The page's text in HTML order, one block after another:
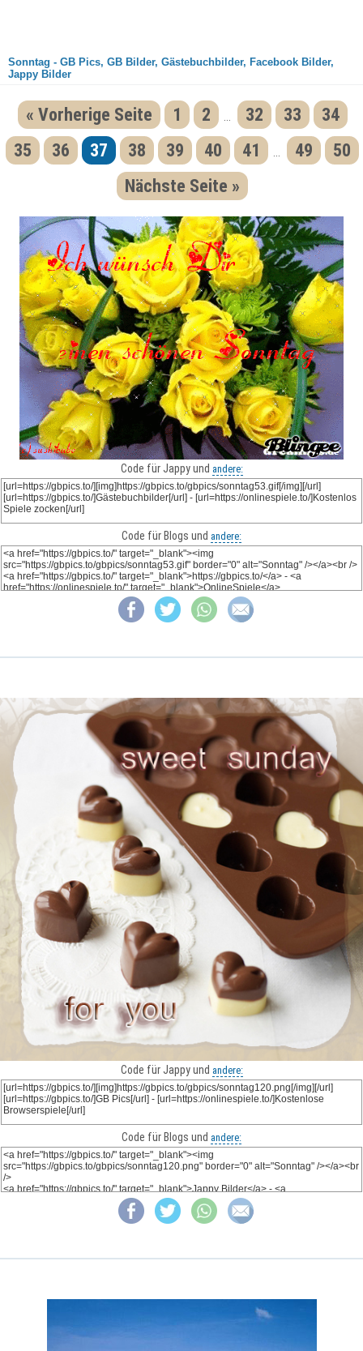
Sonntag - GB Pics, GB Bilder, Gästebuchbilder, Facebook Bilder,
Jappy Bilder
« Vorherige Seite 1 2 32 33
34
35
36 37 38 39 40 41 49
50
Nächste Seite »
Code für Jappy und andere:
Code für Blogs und andere:
Code für Jappy und andere:
Code für Blogs und andere: